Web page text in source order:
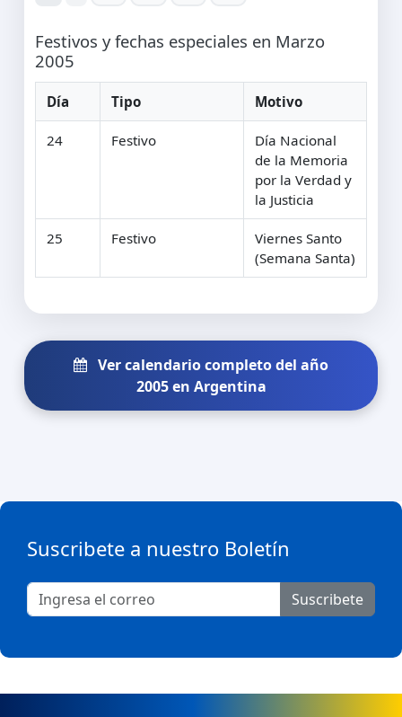
Festivos y fechas especiales en Marzo
2005
Día Tipo Motivo
24 Festivo
Día Nacional
de la Memoria
por la Verdad y
la Justicia
25 Festivo
Viernes Santo
(Semana Santa)
Ver calendario completo del año
2005 en Argentina
Suscribete a nuestro Boletín
Suscribete